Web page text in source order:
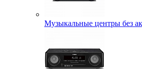
Музыкальные центры без